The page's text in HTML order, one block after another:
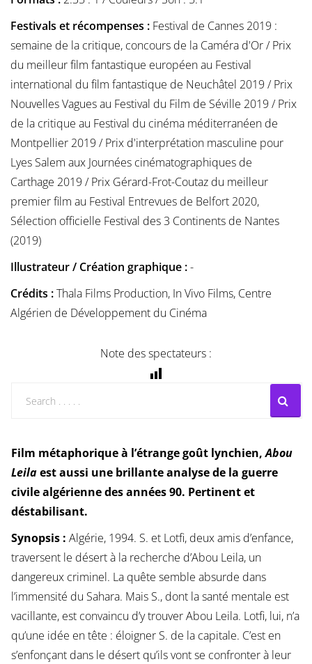
Festivals et récompenses : Festival de Cannes 2019 :
semaine de la critique, concours de la Caméra d'Or / Prix
du meilleur film fantastique européen au Festival
international du film fantastique de Neuchâtel 2019 / Prix
Nouvelles Vagues au Festival du Film de Séville 2019 / Prix
de la critique au Festival du cinéma méditerranéen de
Montpellier 2019 / Prix d'interprétation masculine pour
Lyes Salem aux Journées cinématographiques de
Carthage 2019 / Prix Gérard-Frot-Coutaz du meilleur
premier film au Festival Entrevues de Belfort 2020,
Sélection officielle Festival des 3 Continents de Nantes
(2019)
Illustrateur / Création graphique :-
Crédits :Thala Films Production, In Vivo Films, Centre
Algérien de Développement du Cinéma
Note des spectateurs :
Film métaphorique à l’étrange goût lynchien,Abou
Leilaest aussi une brillante analyse de la guerre
civile algérienne des années 90. Pertinent et
déstabilisant.
Synopsis : Algérie, 1994. S. et Lotfi, deux amis d’enfance,
traversent le désert à la recherche d’Abou Leila, un
dangereux criminel. La quête semble absurde dans
l’immensité du Sahara. Mais S., dont la santé mentale est
vacillante, est convaincu d’y trouver Abou Leila. Lotfi, lui, n’a
qu’une idée en tête : éloigner S. de la capitale. C’est en
s’enfonçant dans le désert qu’ils vont se confronter à leur